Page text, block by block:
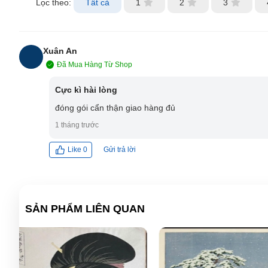
Lọc theo: Tất cả 1 2 3
Xuân An
Đã Mua Hàng Từ Shop
Cực kì hài lòng
đóng gói cẩn thận giao hàng đủ
1 tháng trước
Like 0 Gửi trả lời
SẢN PHẨM LIÊN QUAN